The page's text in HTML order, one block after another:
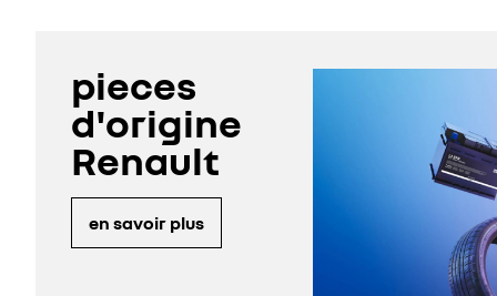
pieces
d'origine
Renault
en savoir plus